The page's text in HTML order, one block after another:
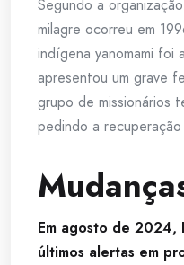
Segundo a
milagre ocorreu em
indígena yanomami foi
apresentou um grave
grupo de missionários
pedindo a
Em agosto de 2024,
últimos alertas em